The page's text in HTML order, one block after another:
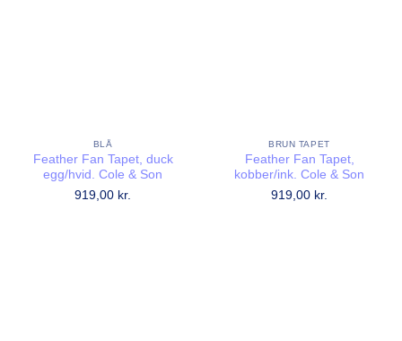
BLÅ
Feather Fan Tapet, duck
egg/hvid. Cole & Son
919,00 kr.
BRUN TAPET
Feather Fan Tapet,
kobber/ink. Cole & Son
919,00 kr.